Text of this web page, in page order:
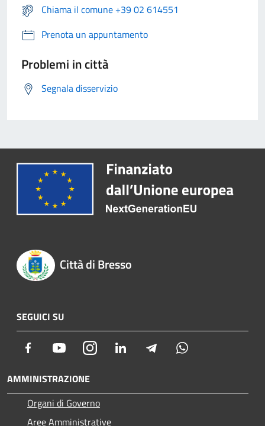
Chiama il comune +39 02 614551
Prenota un appuntamento
Problemi in città
Segnala disservizio
Città di Bresso
SEGUICI SU
Facebook YoutubeInstagram LinkedIn Telegram
AMMINISTRAZIONE
Organi di Governo
Aree Amministrative